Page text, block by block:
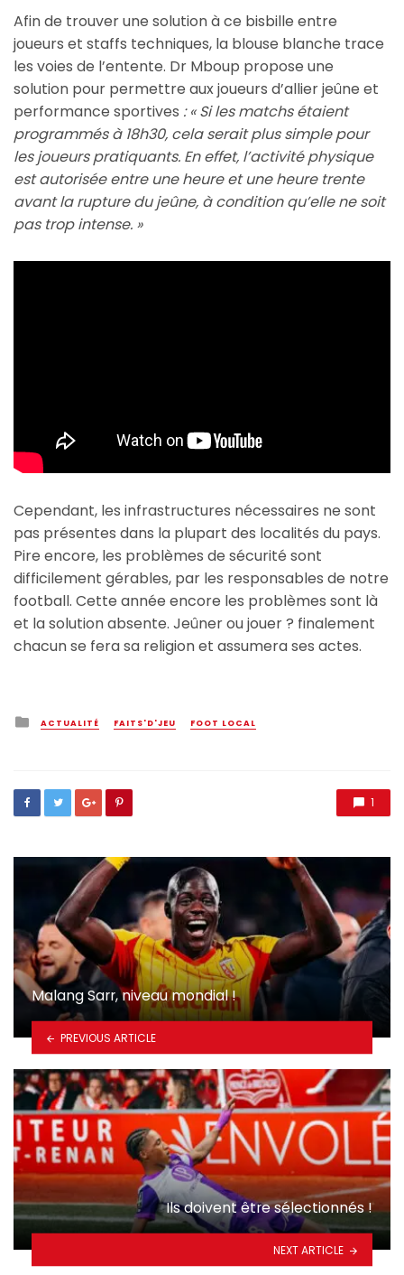
Afin de trouver une solution à ce bisbille entre
joueurs et staffs techniques, la blouse blanche trace
les voies de l’entente. Dr Mboup propose une
solution pour permettre aux joueurs d’allier jeûne et
performance sportives : « Si les matchs étaient
programmés à 18h30, cela serait plus simple pour
les joueurs pratiquants. En effet, l’activité physique
est autorisée entre une heure et une heure trente
avant la rupture du jeûne, à condition qu’elle ne soit
pas trop intense. »
Cependant, les infrastructures nécessaires ne sont
pas présentes dans la plupart des localités du pays.
Pire encore, les problèmes de sécurité sont
difficilement gérables, par les responsables de notre
football. Cette année encore les problèmes sont là
et la solution absente. Jeûner ou jouer ? finalement
chacun se fera sa religion et assumera ses actes.
Posted
in
ACTUALITÉ FAITS'D'JEU FOOT LOCAL
1
Malang Sarr, niveau mondial !
PREVIOUS ARTICLE
Ils doivent être sélectionnés !
NEXT ARTICLE